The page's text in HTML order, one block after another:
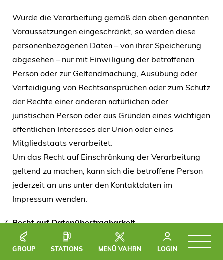
LOGIN
MENÜ VAHRN
STATIONS
GROUP
Wurde die Verarbeitung gemäß den oben genannten
Voraussetzungen eingeschränkt, so werden diese
personenbezogenen Daten – von ihrer Speicherung
abgesehen – nur mit Einwilligung der betroffenen
Person oder zur Geltendmachung, Ausübung oder
Verteidigung von Rechtsansprüchen oder zum Schutz
der Rechte einer anderen natürlichen oder
juristischen Person oder aus Gründen eines wichtigen
öffentlichen Interesses der Union oder eines
Mitgliedstaats verarbeitet.
Um das Recht auf Einschränkung der Verarbeitung
geltend zu machen, kann sich die betroffene Person
jederzeit an uns unter den Kontaktdaten im
Impressum wenden.
Recht auf Datenübertragbarkeit
Sie haben das Recht, die Sie betreffenden
personenbezogenen Daten, die Sie uns bereitgestellt